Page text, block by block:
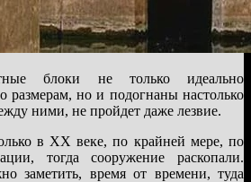
блоки не только идеально
размерам, но и подогнаны настолько
ними, не пройдет даже лезвие.
в XX веке, по крайней мере, по
тогда сооружение раскопали.
заметить, время от времени, туда